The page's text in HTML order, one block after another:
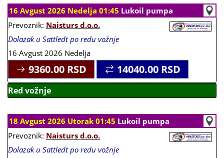
16 Avgust 2026 Nedelja 01:45 Lukoil pumpa
Prevoznik: Naisturs d.o.o.
Dolazak u Sattledt po redu vožnje
16 Avgust 2026 Nedelja
9360.00 RSD 14040.00 RSD
Red vožnje
18 Avgust 2026 Utorak 01:45 Lukoil pumpa
Prevoznik: Naisturs d.o.o.
Dolazak u Sattledt po redu vožnje